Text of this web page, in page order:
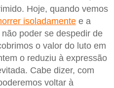
Hoje, quando vemos
isoladamente e a
poder se despedir de
o valor do luto em
o reduziu à expressão
Cabe dizer, com
voltar à